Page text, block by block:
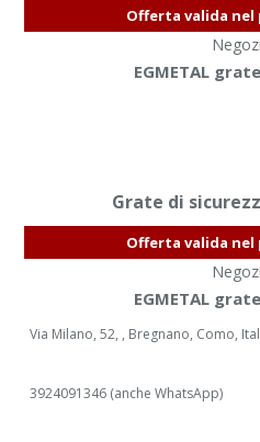
Offerta valida
EGMETAL
Grate di
Offerta valida
EGMETAL
Via Milano, 52, , Bregnano, Como,
3924091346 (anche WhatsApp)